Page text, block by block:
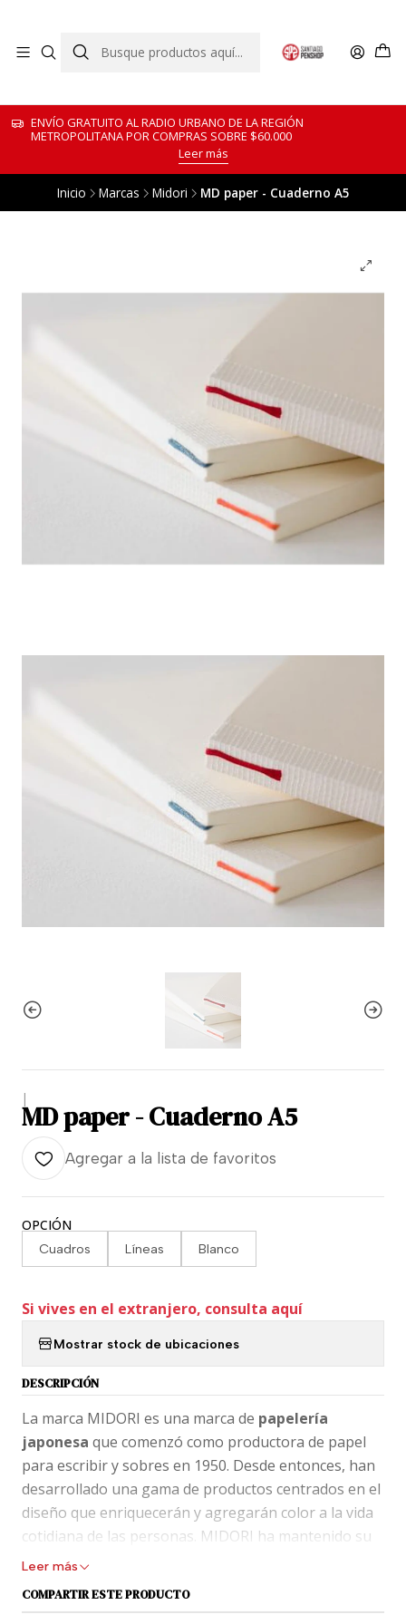
ENVÍO GRATUITO AL RADIO URBANO DE LA REGIÓN
METROPOLITANA POR COMPRAS SOBRE $60.000
Leer más
Inicio Marcas Midori MD paper - Cuaderno A5
|
MD paper - Cuaderno A5
Agregar a la lista de favoritos
OPCIÓN
Cuadros Líneas Blanco
Si vives en el extranjero, consulta aquí
Mostrar stock de ubicaciones
DESCRIPCIÓN
La marca MIDORI es una marca de papelería
japonesa que comenzó como productora de papel
para escribir y sobres en 1950. Desde entonces, han
desarrollado una gama de productos centrados en el
diseño que enriquecerán y agregarán color a la vida
cotidiana de las personas. MIDORI ha mantenido su
base en el diseño y el papel mientras evoluciona
donde sus productos de papel son pilares que
Leer más
COMPARTIR ESTE PRODUCTO